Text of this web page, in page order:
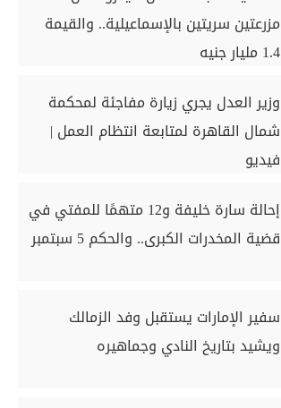
مزرعتين سريتين بالإسماعيلية.. والقيمة
1.4 مليار جنيه
وزير العدل يجري زيارة مفاجئة لمحكمة
شمال القاهرة لمتابعة انتظام العمل |
فيديو
إحالة سارة خليفة و12 متهمًا للمفتي في
قضية المخدرات الكبرى.. والحكم 5 سبتمبر
سفير الإمارات يستقبل وفد الزمالك
ويشيد بتاريخ النادي وجماهيره